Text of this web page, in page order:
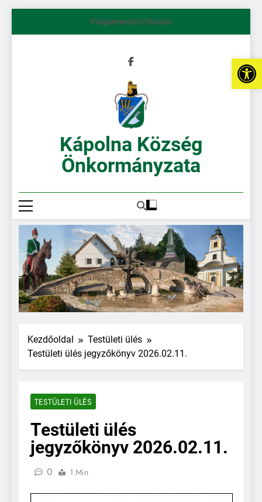
Polgármesteri Hivatal
Kápolna Község
Önkormányzata
Kezdőoldal
Testületi ülés
Testületi ülés jegyzőkönyv 2026.02.11.
TESTÜLETI ÜLÉS
Testületi ülés
jegyzőkönyv 2026.02.11.
0 1 Min